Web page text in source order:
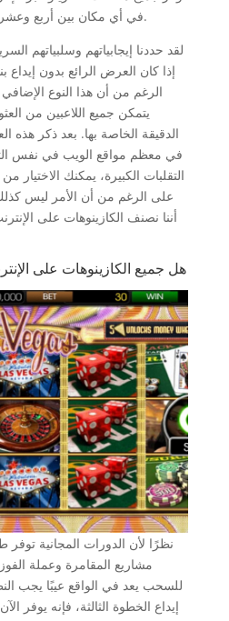
في أي مكان بين أربع وعشرين ساعة إلى بضعة أسابيع.
لقد حددنا إيجابياتهم وسلبياتهم
الرغم من أن هذا النوع الإضافي
يتمكن جميع اللاعبين من
الدقيقة الخاصة بها. بعد ذكر هذه
في معظم مواقع الويب في نفس
التقلبات الكبيرة، يمكنك الاختيار
أننا نصنف الكازينوهات على
هل جميع الكازينوهات على
نظرًا لأن الدورات المجانية
مشاريع المقامرة وعملة
للسحب يعد في الواقع عيبًا يجب